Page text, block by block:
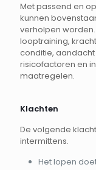
Met passend en
kunnen
verholpen
looptraining,
conditie,
risicofactoren en
maatregelen.
Klachten
De volgende
intermittens.
Het lopen